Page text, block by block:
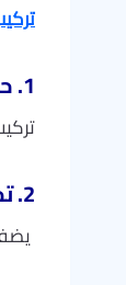
1. حماية النباتات:
2. تحسين المظهر: